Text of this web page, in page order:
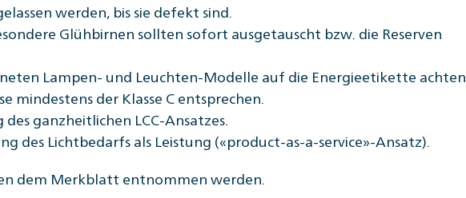
werden, bis sie defekt sind.
Glühbirnen sollten sofort ausgetauscht bzw. die Reserven
Lampen- und Leuchten-Modelle auf die Energieetikette achten.
mindestens der Klasse C entsprechen.
ganzheitlichen LCC-Ansatzes.
des Lichtbedarfs als Leistung («product-as-a-service»-Ansatz).
dem Merkblatt entnommen werden.